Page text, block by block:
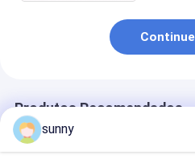
Continue
Produtos Recomendados
sunny